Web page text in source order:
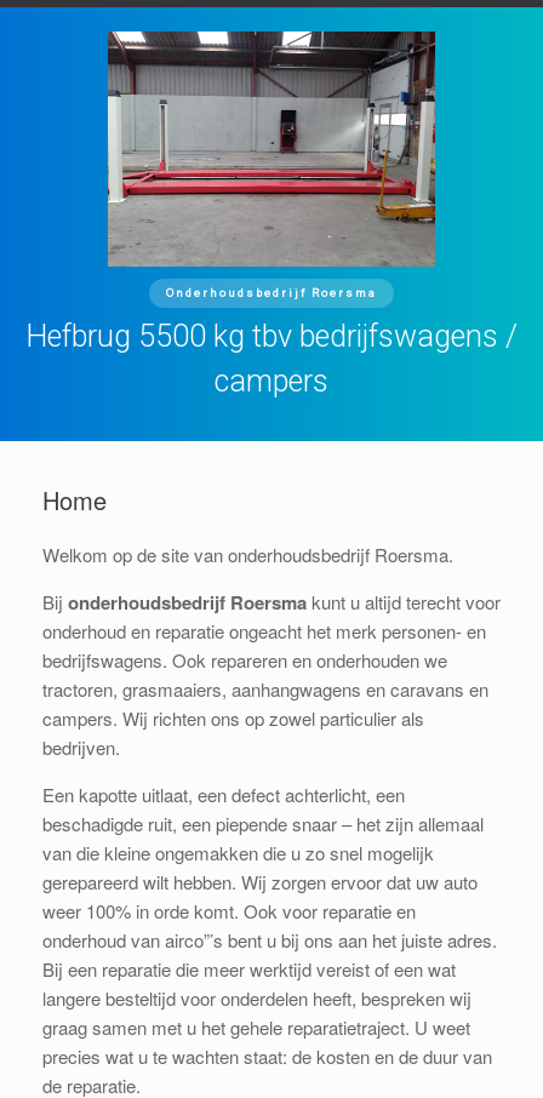
Onderhoudsbedrijf Roersma
Hefbrug 5500 kg tbv bedrijfswagens /
campers
Home
Welkom op de site van onderhoudsbedrijf Roersma.
Bij onderhoudsbedrijf Roersma kunt u altijd terecht voor
onderhoud en reparatie ongeacht het merk personen- en
bedrijfswagens. Ook repareren en onderhouden we
tractoren, grasmaaiers, aanhangwagens en caravans en
campers. Wij richten ons op zowel particulier als
bedrijven.
Een kapotte uitlaat, een defect achterlicht, een
beschadigde ruit, een piepende snaar – het zijn allemaal
van die kleine ongemakken die u zo snel mogelijk
gerepareerd wilt hebben. Wij zorgen ervoor dat uw auto
weer 100% in orde komt. Ook voor reparatie en
onderhoud van airco”’s bent u bij ons aan het juiste adres.
Bij een reparatie die meer werktijd vereist of een wat
langere besteltijd voor onderdelen heeft, bespreken wij
graag samen met u het gehele reparatietraject. U weet
precies wat u te wachten staat: de kosten en de duur van
de reparatie.